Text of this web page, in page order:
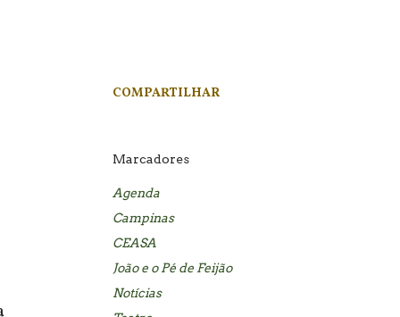
COMPARTILHAR
Marcadores
Agenda
Campinas
CEASA
João e o Pé de Feijão
Notícias